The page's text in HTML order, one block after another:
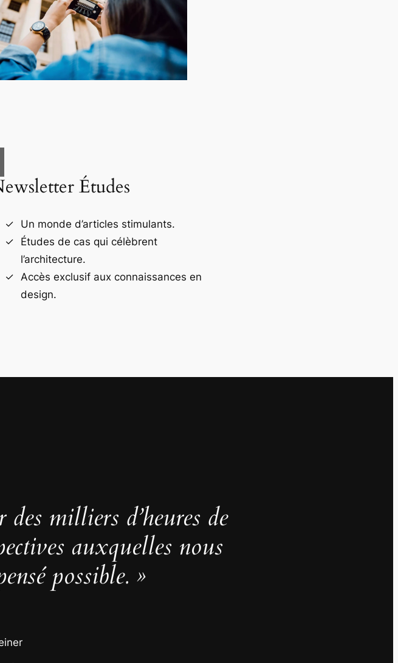
Études
Un monde d’articles stimulants.
Études de cas qui célèbrent
l’architecture.
Accès exclusif aux connaissances en
design.
milliers d’heures de
auxquelles nous
possible. »